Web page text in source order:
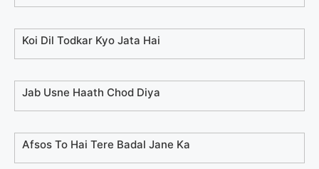
Koi Dil Todkar Kyo Jata Hai
Jab Usne Haath Chod Diya
Afsos To Hai Tere Badal Jane Ka